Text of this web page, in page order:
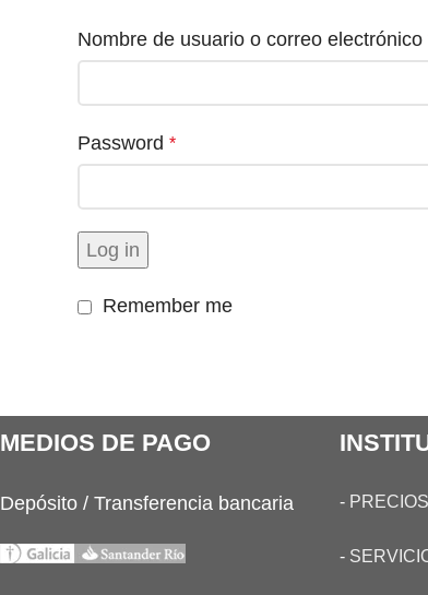
Nombre de usuario o correo electrónico
Password *
Log in
Remember me
MEDIOS DE PAGO
Depósito / Transferencia bancaria -
-